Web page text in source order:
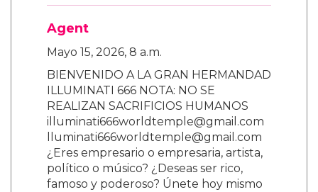
Agent
Mayo 15, 2026, 8 a.m.
BIENVENIDO A LA GRAN HERMANDAD
ILLUMINATI 666 NOTA: NO SE
REALIZAN SACRIFICIOS HUMANOS
illuminati666worldtemple@gmail.com
lluminati666worldtemple@gmail.com
¿Eres empresario o empresaria, artista,
político o músico? ¿Deseas ser rico,
famoso y poderoso? Únete hoy mismo